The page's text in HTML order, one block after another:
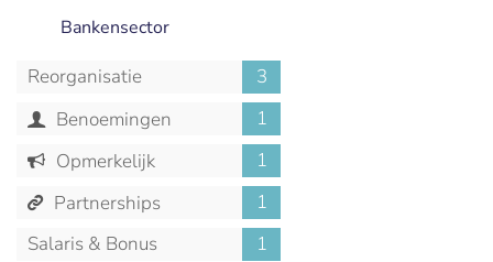
Bankensector
Reorganisatie
3
Benoemingen
1
Opmerkelijk
1
Partnerships
1
Salaris & Bonus
1